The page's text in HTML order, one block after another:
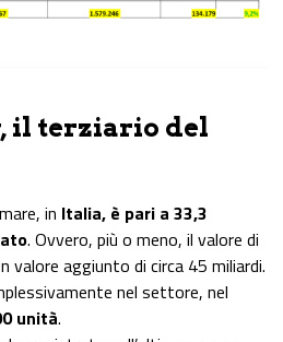
il terziario del
in Italia, è pari a 33,3
. Ovvero, più o meno, il valore di
valore aggiunto di circa 45 miliardi.
nel settore, nel
unità.